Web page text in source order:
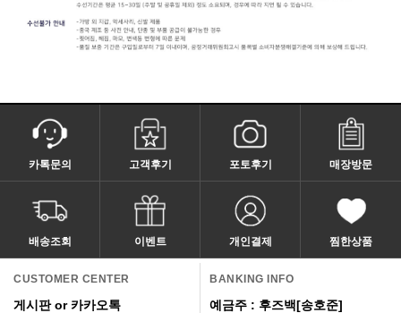
카톡문의 고객후기 포토후기 매장방문
배송조회 이벤트 개인결제 찜한상품
CUSTOMER CENTER
게시판 or 카카오톡
BANKING INFO
예금주 : 후즈백[송호준]